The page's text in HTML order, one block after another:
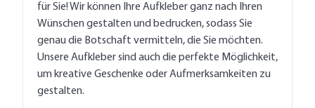
für Sie! Wir können Ihre Aufkleber ganz nach Ihren
Wünschen gestalten und bedrucken, sodass Sie
genau die Botschaft vermitteln, die Sie möchten.
Unsere Aufkleber sind auch die perfekte Möglichkeit,
um kreative Geschenke oder Aufmerksamkeiten zu
gestalten.